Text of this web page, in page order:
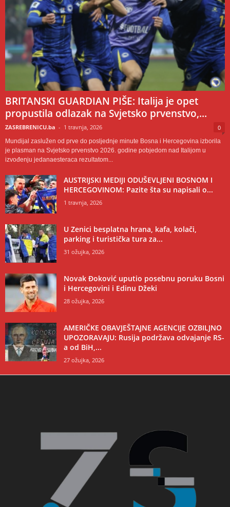
BRITANSKI GUARDIAN PIŠE: Italija je opet
propustila odlazak na Svjetsko prvenstvo,...
ZASREBRENICU.ba - 1 travnja, 2026 0
Mundijal zaslužen od prve do posljednje minute Bosna i Hercegovina izborila
je plasman na Svjetsko prvenstvo 2026. godine pobjedom nad Italijom u
izvođenju jedanaesteraca rezultatom...
AUSTRIJSKI MEDIJI ODUŠEVLJENI BOSNOM I
HERCEGOVINOM: Pazite šta su napisali o...
1 travnja, 2026
U Zenici besplatna hrana, kafa, kolači,
parking i turistička tura za...
31 ožujka, 2026
Novak Đoković uputio posebnu poruku Bosni
i Hercegovini i Edinu Džeki
28 ožujka, 2026
AMERIČKE OBAVJEŠTAJNE AGENCIJE OZBILJNO
UPOZORAVAJU: Rusija podržava odvajanje RS-
a od BiH,...
27 ožujka, 2026